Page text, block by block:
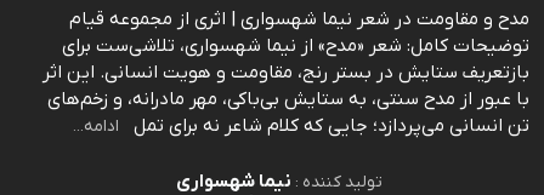
مدح و مقاومت در شعر نیما شهسواری | اثری از مجموعه قیام
توضیحات کامل: شعر «مدح» از نیما شهسواری، تلاشی‌ست برای
بازتعریف ستایش در بستر رنج، مقاومت و هویت انسانی. این اثر
با عبور از مدح سنتی، به ستایش بی‌باکی، مهر مادرانه، و زخم‌های
تن انسانی می‌پردازد؛ جایی که کلام شاعر نه برای تمل
ادامه...
تولید کننده : نیما شهسواری